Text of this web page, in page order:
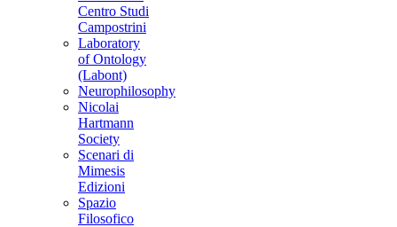
Centro Studi
Campostrini
Laboratory
of Ontology
(Labont)
Neurophilosophy
Nicolai
Hartmann
Society
Scenari di
Mimesis
Edizioni
Spazio
Filosofico